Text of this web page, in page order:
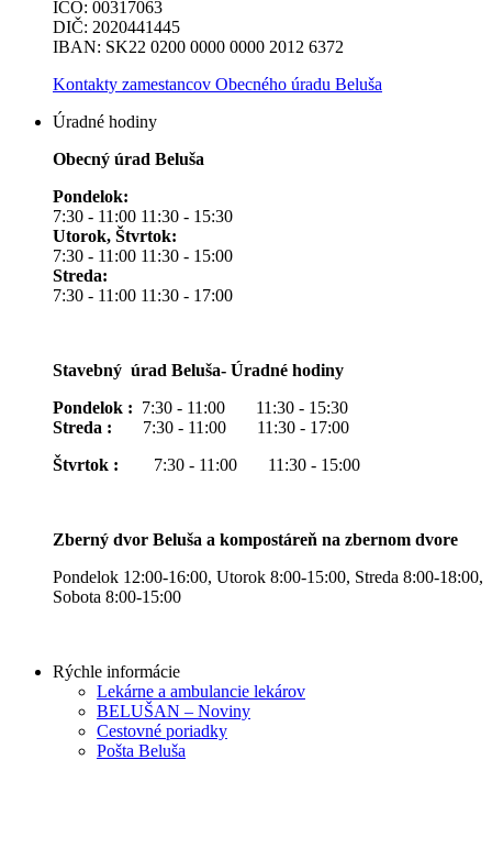
IČO: 00317063
DIČ: 2020441445
IBAN: SK22 0200 0000 0000 2012 6372
Kontakty zamestancov Obecného úradu Beluša
Úradné hodiny
Obecný úrad Beluša
Pondelok:
7:30 - 11:00 11:30 - 15:30
Utorok, Štvrtok:
7:30 - 11:00 11:30 - 15:00
Streda:
7:30 - 11:00 11:30 - 17:00
Stavebný úrad Beluša- Úradné hodiny
Pondelok : 7:30 - 11:00 11:30 - 15:30
Streda : 7:30 - 11:00 11:30 - 17:00
Štvrtok : 7:30 - 11:00 11:30 - 15:00
Zberný dvor Beluša a kompostáreň na zbernom dvore
Pondelok 12:00-16:00, Utorok 8:00-15:00, Streda 8:00-18:00,
Sobota 8:00-15:00
Rýchle informácie
Lekárne a ambulancie lekárov
BELUŠAN – Noviny
Cestovné poriadky
Pošta Beluša